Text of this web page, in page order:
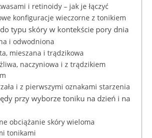
i retinoidy – jak je łączyć
konfiguracje wieczorne z tonikiem
typu skóry w kontekście pory dnia
i odwodniona
mieszana i trądzikowa
naczyniowa i z trądzikiem
i z pierwszymi oznakami starzenia
przy wyborze toniku na dzień i na
obciążanie skóry wieloma
tonikami